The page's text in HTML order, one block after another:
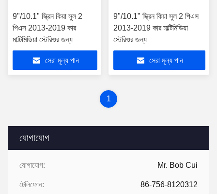
যোগাযোগ
যোগাযোগ: Mr. Bob Cui
টেলিফোন: 86-756-8120312
9"/10.1" স্ক্রিন কিয়া সুল 2
পিএস 2013-2019 কার
মাল্টিমিডিয়া স্টেরিওর জন্য
সেরা মূল্য পান
9"/10.1" স্ক্রিন কিয়া সুল 2 পিএস
2013-2019 কার মাল্টিমিডিয়া
স্টেরিওর জন্য
সেরা মূল্য পান
1